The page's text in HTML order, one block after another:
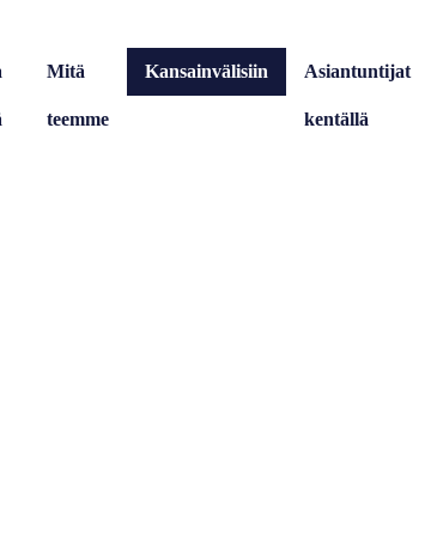
Mitä
teemme
Kansainvälisiin Asiantuntijat
kentällä